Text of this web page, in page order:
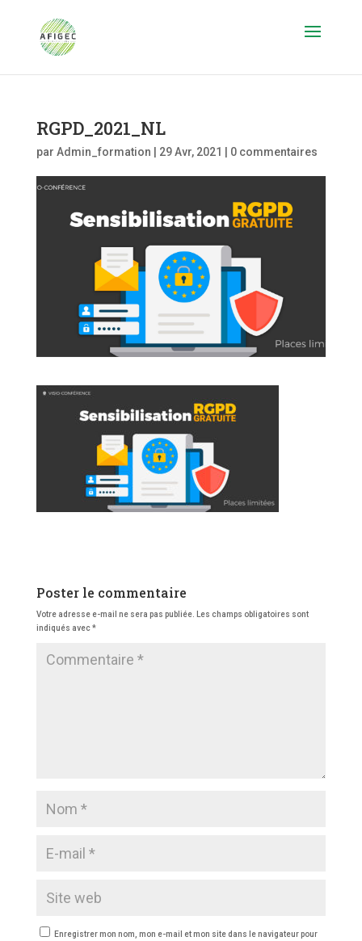
RGPD_2021_NL
par Admin_formation 29 Avr, 2021 0 commentaires
Poster le commentaire
Votre adresse e-mail ne sera pas publiée.
Les champs obligatoires sont
indiqués avec*
Enregistrer mon nom, mon e-mail et mon site dans le navigateur pour